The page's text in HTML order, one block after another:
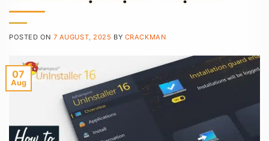
POSTED ON 7 AUGUST, 2025 BY CRACKMAN
07
Aug